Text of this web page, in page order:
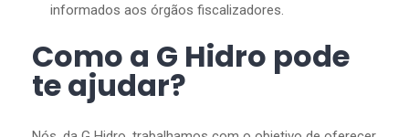
informados aos órgãos fiscalizadores.
Como a G Hidro pode
te ajudar?